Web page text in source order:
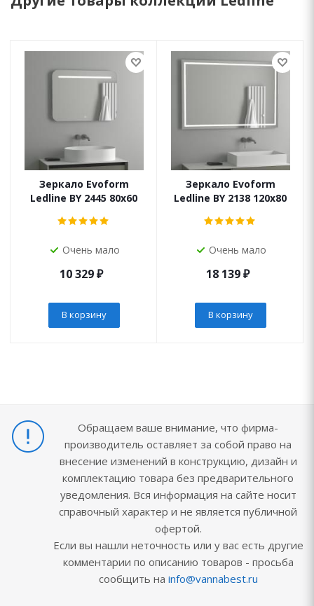
Зеркало Evoform
Ledline BY 2445 80х60
Очень мало
10 329₽
В корзину
Зеркало Evoform
Ledline BY 2138 120х80
Очень мало
18 139₽
В корзину
Обращаем ваше внимание, что фирма-
производитель оставляет за собой право на
внесение изменений в конструкцию, дизайн и
комплектацию товара без предварительного
уведомления. Вся информация на сайте носит
справочный характер и не является публичной
офертой.
Если вы нашли неточность или у вас есть другие
комментарии по описанию товаров - просьба
сообщить на info@vannabest.ru